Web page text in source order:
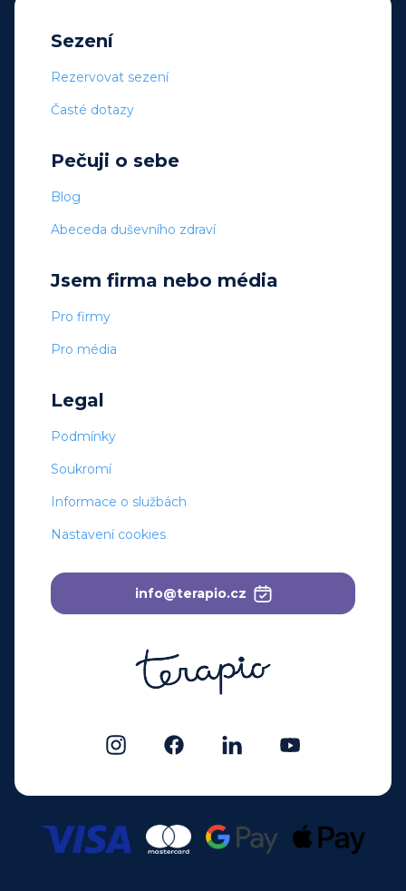
Sezení
Rezervovat sezení
Časté dotazy
Pečuji o sebe
Blog
Abeceda duševního zdraví
Jsem firma nebo média
Pro firmy
Pro média
Legal
Podmínky
Soukromí
Informace o službách
Nastavení cookies
info@terapio.cz